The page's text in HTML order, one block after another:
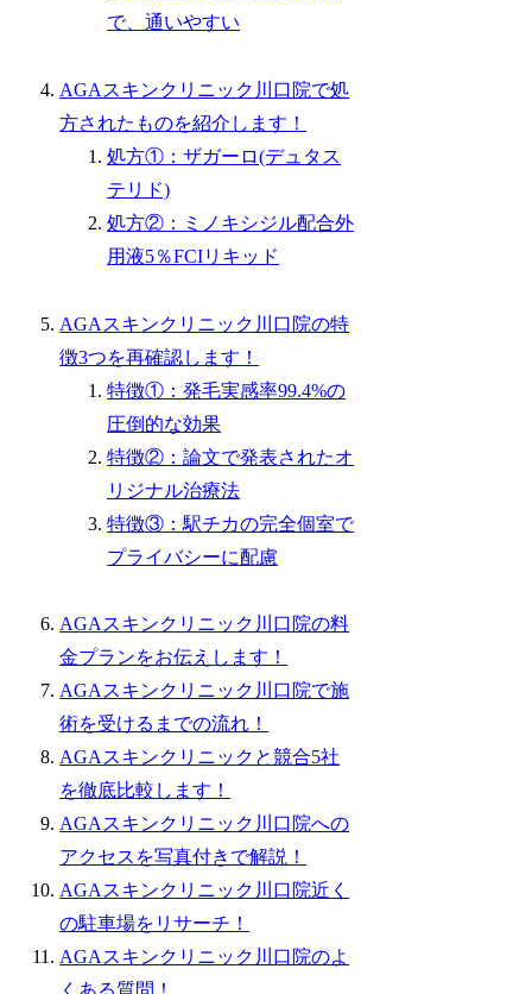
で、通いやすい
AGAスキンクリニック川口院で処
方されたものを紹介します！
処方①：ザガーロ(デュタス
テリド)
処方②：ミノキシジル配合外
用液5％FCIリキッド
AGAスキンクリニック川口院の特
徴3つを再確認します！
特徴①：発毛実感率99.4%の
圧倒的な効果
特徴②：論文で発表されたオ
リジナル治療法
特徴③：駅チカの完全個室で
プライバシーに配慮
AGAスキンクリニック川口院の料
金プランをお伝えします！
AGAスキンクリニック川口院で施
術を受けるまでの流れ！
AGAスキンクリニックと競合5社
を徹底比較します！
AGAスキンクリニック川口院への
アクセスを写真付きで解説！
AGAスキンクリニック川口院近く
の駐車場をリサーチ！
AGAスキンクリニック川口院のよ